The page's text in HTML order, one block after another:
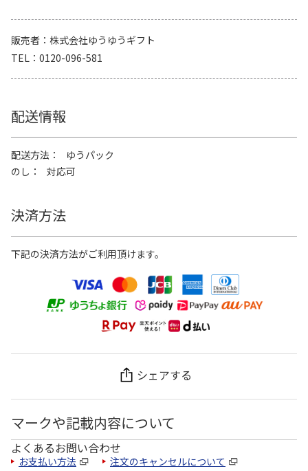
販売者
株式会社ゆうゆうギフト
TEL
0120-096-581
配送情報
配送方法
ゆうパック
のし
対応可
決済方法
下記の決済方法がご利用頂けます。
シェアする
マークや記載内容について
よくあるお問い合わせ
お支払い方法 注文のキャンセルについて